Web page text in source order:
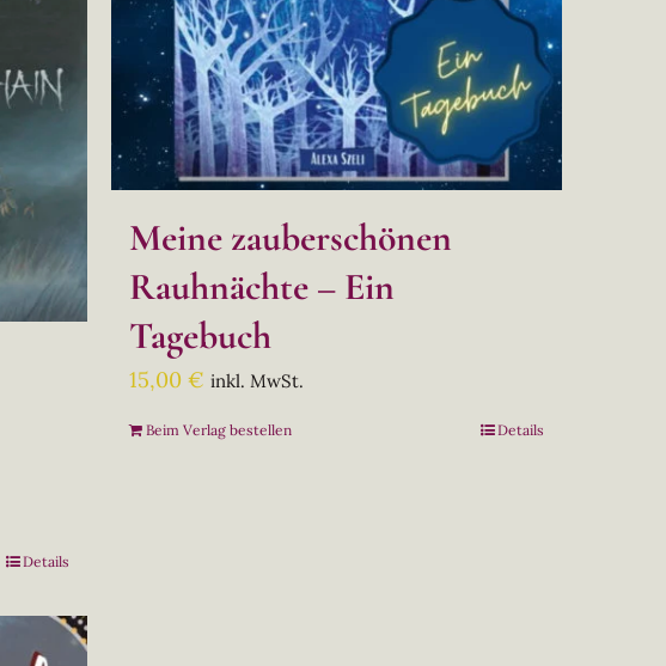
Details
Meine zauberschönen
Rauhnächte – Ein
Tagebuch
15,00€ inkl. MwSt.
Beim Verlag bestellen Details